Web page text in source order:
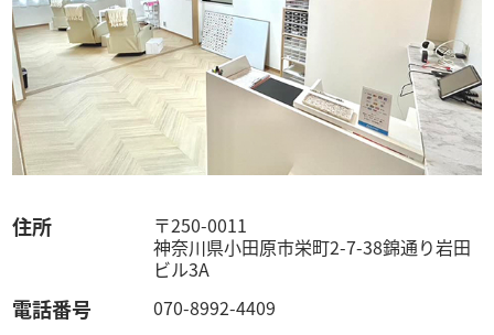
住所
〒250-0011
神奈川県小田原市栄町2-7-38錦通り岩田
ビル3A
電話番号 070-8992-4409